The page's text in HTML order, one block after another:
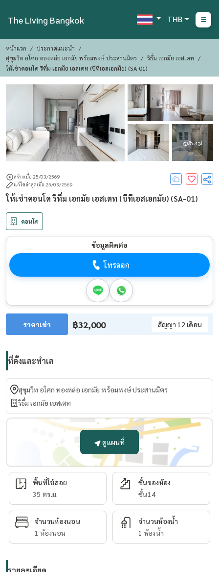
The Living Bangkok THB
หน้าแรก
ประกาศแนะนำ
สุขุมวิท อโศก ทองหล่อ เอกมัย พร้อมพงษ์ ประสานมิตร
ริธึ่ม เอกมัย เอสเตท
ให้เช่าคอนโด ริทึ่ม เอกมัย เอสเตท (บีทีเอสเอกมัย) (SA-01)
ดูรูปอีก : 4 รูป
สร้างเมื่อ 25/03/2569
แก้ไขล่าสุดเมื่อ 25/03/2569
ให้เช่าคอนโด ริทึ่ม เอกมัย เอสเตท (บีทีเอสเอกมัย) (SA-01)
คอนโด
ข้อมูลติดต่อ
โทรออก
ราคาเช่า ฿32,000 สัญญา 12 เดือน
ที่ตั้งและทำเล
สุขุมวิท อโศก ทองหล่อ เอกมัย พร้อมพงษ์ ประสานมิตร
ริธึ่ม เอกมัย เอสเตท
ดูแผนที่
พื้นที่ใช้สอย
35 ตร.ม.
ชั้นของห้อง
ชั้น14
จำนวนห้องนอน
1 ห้องนอน
จำนวนห้องน้ำ
1 ห้องน้ำ